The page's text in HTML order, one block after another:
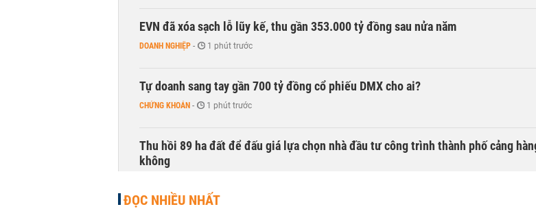
EVN đã xóa sạch lỗ lũy kế, thu gần 353.000 tỷ đồng sau nửa năm
DOANH NGHIỆP - 1 phút trước
Tự doanh sang tay gần 700 tỷ đồng cổ phiếu DMX cho ai?
CHỨNG KHOÁN - 1 phút trước
Thu hồi 89 ha đất để đấu giá lựa chọn nhà đầu tư công trình thành phố cảng
không
ĐỌC NHIỀU NHẤT